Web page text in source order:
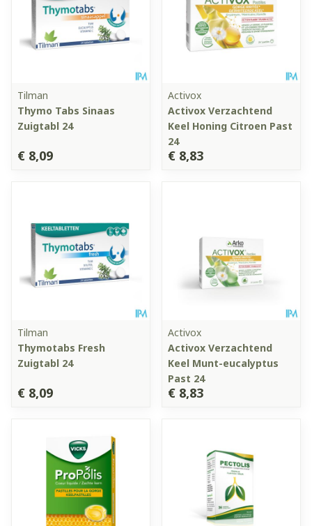
Tilman
Thymo Tabs Sinaas
Zuigtabl 24
€ 8,09
Activox
Activox Verzachtend
Keel Honing Citroen Past
24
€ 8,83
Tilman
Thymotabs Fresh
Zuigtabl 24
€ 8,09
Activox
Activox Verzachtend
Keel Munt-eucalyptus
Past 24
€ 8,83